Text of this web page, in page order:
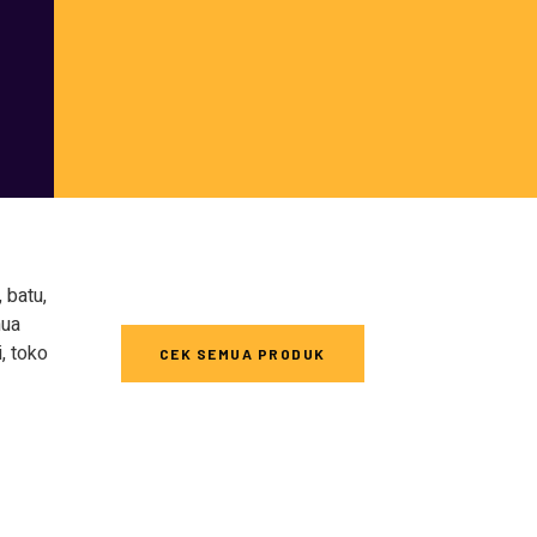
batu,
toko
CEK SEMUA PRODUK